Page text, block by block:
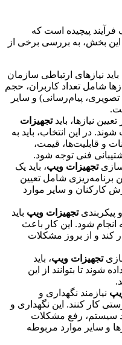
فرآیند پیچیده است که
این بخش، به بررسی برخی از
نیازهای ارتباطی سازمان
شامل تعداد کاربران، حجم
پیام‌رسانی) و سایر
نیازها، بایدتجهیزات
شوند. در این انتخاب، باید به
و قابلیت‌ها، قیمت،
فنی توجه شود.
تجهیزات ویپ، باید یک
برنامه‌ریزی شامل تعیین
کارکنان و سایر موارد
پیکربندیتجهیزات ویپ باید
شود. این کار باعث
کند و از بروز مشکلات
تجهیزات ویپ، باید
شوند تا بتوانند از این
نیازمند نگهداری و
کار کنند. این نگهداری و
سیستم، رفع مشکلات
و سایر موارد مربوطه